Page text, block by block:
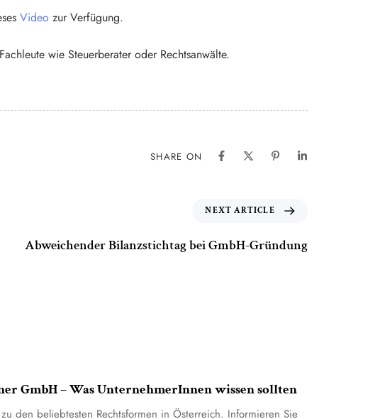
Video zur Verfügung.
wie Steuerberater oder Rechtsanwälte.
SHARE ON
NEXT ARTICLE
Abweichender Bilanzstichtag bei GmbH-Gründung
GmbH – Was UnternehmerInnen wissen sollten
den beliebtesten Rechtsformen in Österreich. Informieren Sie